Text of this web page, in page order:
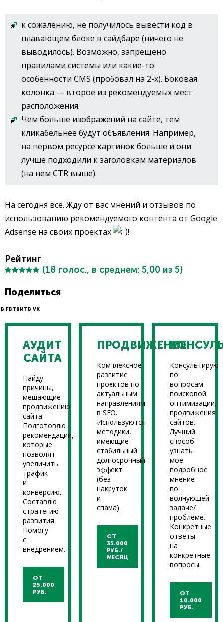
к сожалению, не получилось вывести код в
плавающем блоке в сайдбаре (ничего не
выводилось). Возможно, запрещено
правилами системы или какие-то
особенности CMS (пробовал на 2-х). Боковая
колонка — второе из рекомендуемых мест
расположения.
Чем больше изображений на сайте, тем
кликабельнее будут объявления. Например,
на первом ресурсе картинок больше и они
лучше подходили к заголовкам материалов
(на нем CTR выше).
На сегодня все. Жду от вас мнений и отзывов по
использованию рекомендуемого контента от Google
Adsense на своих проектах
!
Рейтинг
(18 голос., в среднем: 5,00 из 5)
Поделиться
В FBТВИТВ VK
АУДИТ
САЙТА
Найду
причины,
мешающие
продвижению
сайта.
Подготовлю
рекомендации,
которые
позволят
увеличить
трафик
и
конверсию.
Составлю
стратегию
развития.
Помогу
с
внедрением.
ОТ
25.000
РУБ.
ПРОДВИЖЕНИЕ
Комплексное
развитие
проектов по
актуальным
направлениям
в SEO.
Используются
методики,
имеющие
стабильный
долгосрочный
эффект
(без
накруток
и
спама).
ОТ
35.000
РУБ./
МЕСЯЦ
Консультирую
по
вопросам
поисковой
оптимизации,
продвижения
сайтов.
Лучший
способ
узнать
мое
подробное
мнение
по
волнующей
задаче/
проблеме.
Конкретные
ответы
на
конкретные
вопросы.
ОТ
10.000
РУБ.